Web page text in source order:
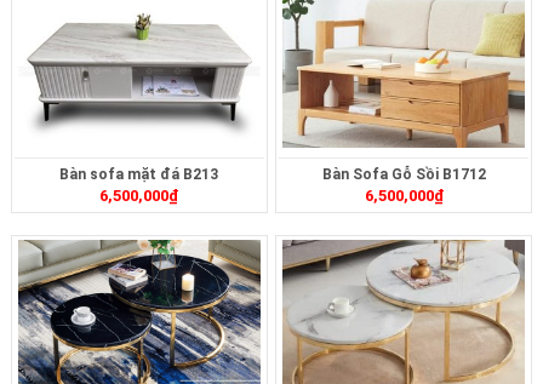
Bàn sofa mặt đá B213
6,500,000₫
Bàn Sofa Gỗ Sồi B1712
6,500,000₫